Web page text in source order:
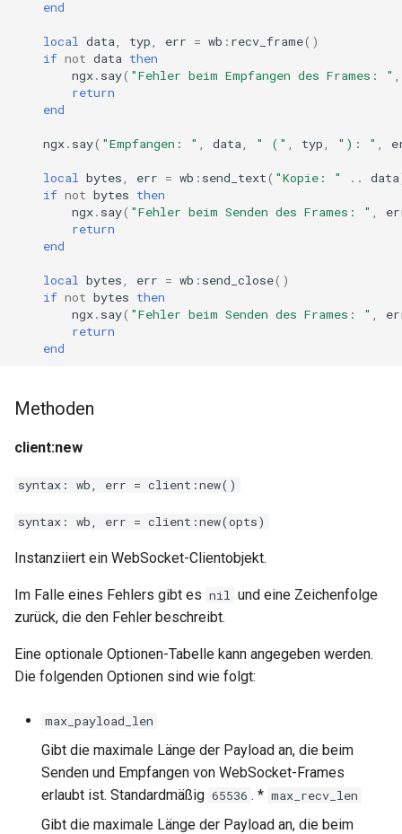
end
local data typ err = wb : recv_frame()
if not data then
ngx. say( "Fehler beim Empfangen des Frames: "
return
end
ngx. say( "Empfangen: " data " (" typ "): "
local bytes err = wb : send_text( "Kopie: " .. data
if not bytes then
ngx. say( "Fehler beim Senden des Frames: "
return
end
local bytes err = wb : send_close()
if not bytes then
ngx. say( "Fehler beim Senden des Frames: "
return
end
Methoden
client:new
syntax: wb, err = client:new()
syntax: wb, err = client:new(opts)
Instanziiert ein WebSocket-Clientobjekt.
Im Falle eines Fehlers gibt es nil und eine Zeichenfolge
zurück, die den Fehler beschreibt.
Eine optionale Optionen-Tabelle kann angegeben werden.
Die folgenden Optionen sind wie folgt:
max_payload_len
Gibt die maximale Länge der Payload an, die beim
Senden und Empfangen von WebSocket-Frames
erlaubt ist. Standardmäßig 65536 . * max_recv_len
Gibt die maximale Länge der Payload an, die beim